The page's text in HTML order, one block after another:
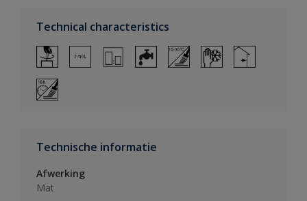
Technical characteristics
Technische informatie
Afwerking
Mat